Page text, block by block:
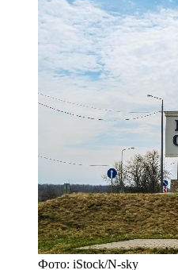
Фото: iStock/N-sky